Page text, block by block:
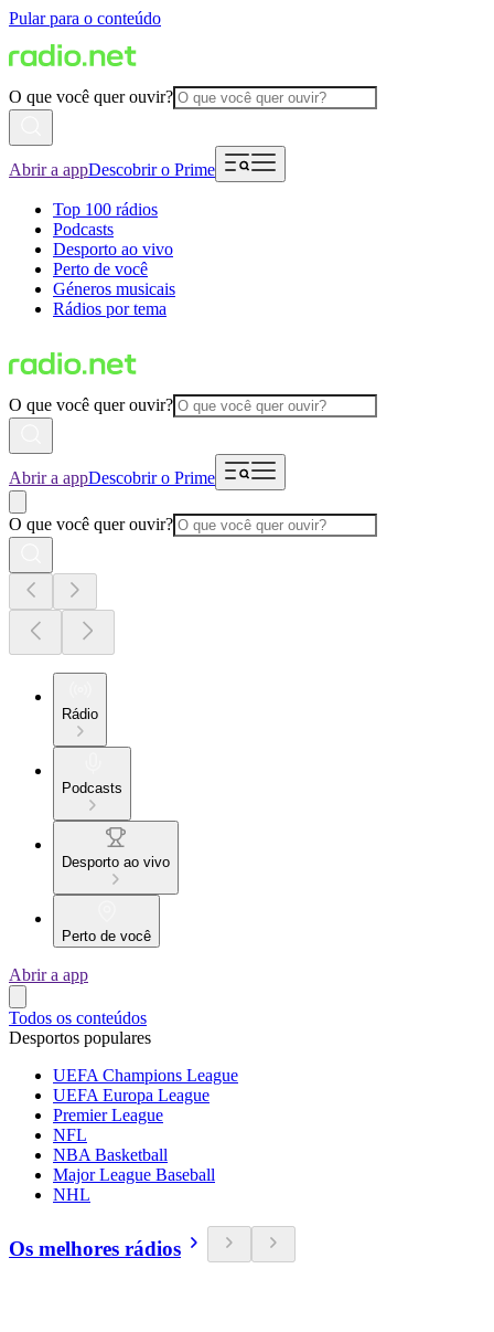
Pular para o conteúdo
O que você quer ouvir?
Abrir a appDescobrir o Prime
Top 100 rádios
Podcasts
Desporto ao vivo
Perto de você
Géneros musicais
Rádios por tema
O que você quer ouvir?
Abrir a appDescobrir o Prime
O que você quer ouvir?
Rádio
Podcasts
Desporto ao vivo
Perto de você
Abrir a app
Todos os conteúdos
Desportos populares
UEFA Champions League
UEFA Europa League
Premier League
NFL
NBA Basketball
Major League Baseball
NHL
Os melhores rádios